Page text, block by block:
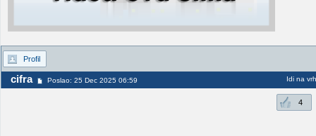
Profil
cifra Poslao: 25 Dec 2025 06:59 Idi na vrh
4